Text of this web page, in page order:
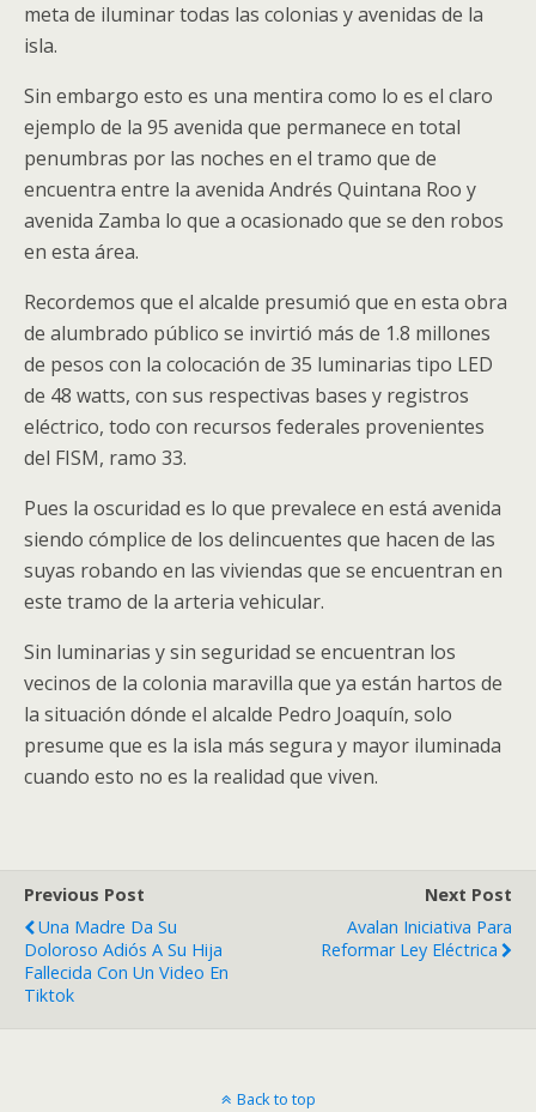
meta de iluminar todas las colonias y avenidas de la
isla.
Sin embargo esto es una mentira como lo es el claro
ejemplo de la 95 avenida que permanece en total
penumbras por las noches en el tramo que de
encuentra entre la avenida Andrés Quintana Roo y
avenida Zamba lo que a ocasionado que se den robos
en esta área.
Recordemos que el alcalde presumió que en esta obra
de alumbrado público se invirtió más de 1.8 millones
de pesos con la colocación de 35 luminarias tipo LED
de 48 watts, con sus respectivas bases y registros
eléctrico, todo con recursos federales provenientes
del FISM, ramo 33.
Pues la oscuridad es lo que prevalece en está avenida
siendo cómplice de los delincuentes que hacen de las
suyas robando en las viviendas que se encuentran en
este tramo de la arteria vehicular.
Sin luminarias y sin seguridad se encuentran los
vecinos de la colonia maravilla que ya están hartos de
la situación dónde el alcalde Pedro Joaquín, solo
presume que es la isla más segura y mayor iluminada
cuando esto no es la realidad que viven.
Previous Post
Una Madre Da Su
Doloroso Adiós A Su Hija
Fallecida Con Un Video En
Tiktok
Next Post
Avalan Iniciativa Para
Reformar Ley Eléctrica
Back to top